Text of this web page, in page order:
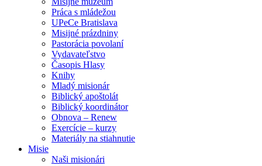
Práca s mládežou
UPeCe Bratislava
Misijné prázdniny
Pastorácia povolaní
Vydavateľstvo
Časopis Hlasy
Knihy
Mladý misionár
Biblický apoštolát
Biblický koordinátor
Obnova – Renew
Exercície – kurzy
Materiály na stiahnutie
Misie
Naši misionári